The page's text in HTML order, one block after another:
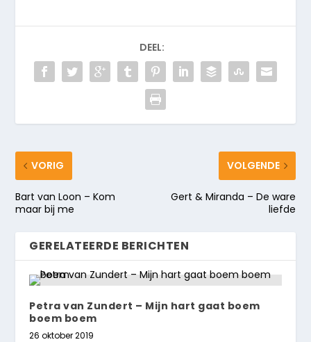
DEEL:
VORIG
Bart van Loon – Kom
maar bij me
VOLGENDE
Gert & Miranda – De ware
liefde
GERELATEERDE BERICHTEN
Petra van Zundert – Mijn hart gaat boem
boem boem
26 oktober 2019